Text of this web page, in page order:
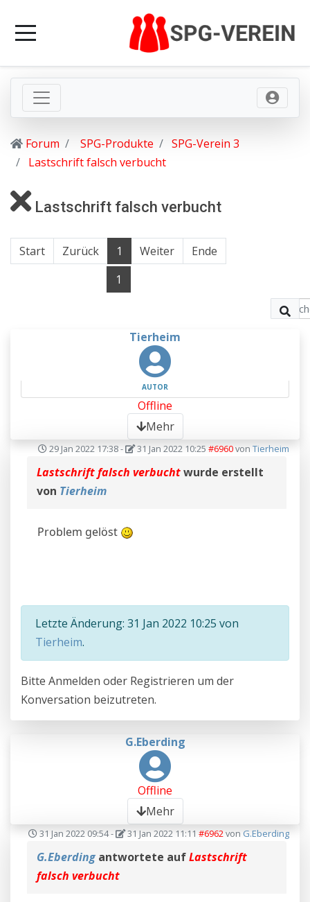
Forum SPG-Produkte
SPG-Verein 3
Lastschrift falsch verbucht
Lastschrift falsch verbucht
Start Zurück 1 Weiter
Ende
1
Tierheim
AUTOR
Offline
Mehr
29 Jan 2022 17:38- 31 Jan 2022 10:25 #6960von Tierheim
Lastschrift falsch verbuchtwurde erstellt
von Tierheim
Problem gelöst
Letzte Änderung: 31 Jan 2022 10:25 von
Tierheim.
Bitte Anmelden oder Registrieren um der
Konversation beizutreten.
G.Eberding
Offline
Mehr
31 Jan 2022 09:54- 31 Jan 2022 11:11 #6962von G.Eberding
G.Eberdingantwortete aufLastschrift
falsch verbucht